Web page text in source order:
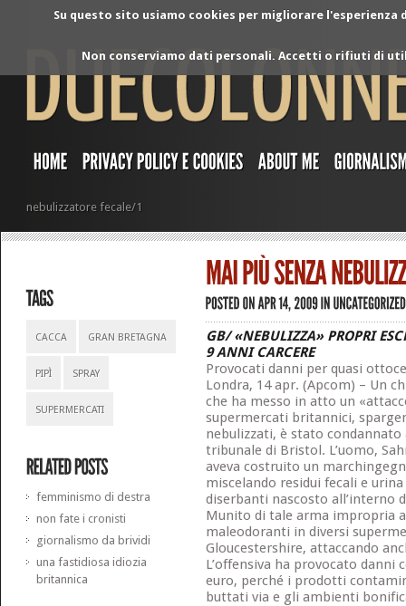
Su questo sito usiamo cookies per migliorare
Non conserviamo dati personali. Accetti o rifiuti di
nebulizzatore fecale/1
CACCA GRAN BRETAGNA
PIPÌ SPRAY
SUPERMERCATI
femminismo di destra
non fate i cronisti
giornalismo da brividi
una fastidiosa idiozia
britannica
GB/ «NEBULIZZA» PROPRI
9 ANNI CARCERE
Provocati danni per quasi
Londra, 14 apr. (Apcom) – Un
che ha messo in atto un
supermercati britannici,
nebulizzati, è stato condannato
tribunale di Bristol. L’uomo,
aveva costruito un
miscelando residui fecali e
diserbanti nascosto all’interno
Munito di tale arma impropria
maleodoranti in diversi
Gloucestershire, attaccando
L’offensiva ha provocato danni
euro, perché i prodotti
buttati via e gli ambienti